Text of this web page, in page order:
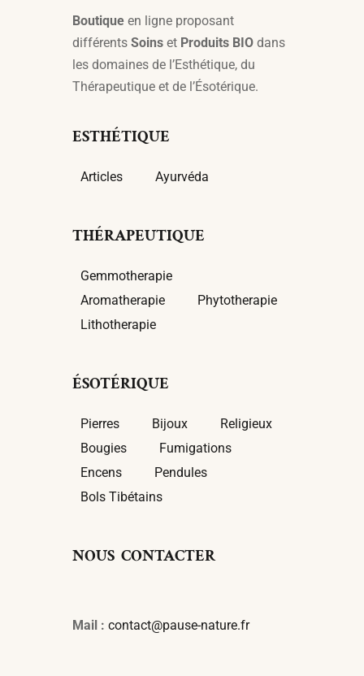
Boutique en ligne proposant
différents Soins et Produits BIO dans
les domaines de l’Esthétique, du
Thérapeutique et de l’Ésotérique.
ESTHÉTIQUE
Articles Ayurvéda
THÉRAPEUTIQUE
Gemmotherapie
Aromatherapie
Phytotherapie
Lithotherapie
ÉSOTÉRIQUE
Pierres Bijoux
Religieux
Bougies
Fumigations
Encens
Pendules
Bols Tibétains
NOUS CONTACTER
Mail : contact@pause-nature.fr